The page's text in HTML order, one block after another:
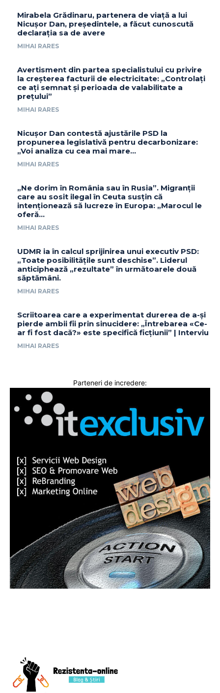
Mirabela Grădinaru, partenera de viață a lui
Nicușor Dan, președintele, a făcut cunoscută
declarația sa de avere
MIHAI RARES
Avertisment din partea specialistului cu privire
la creșterea facturii de electricitate: „Controlați
ce ați semnat și perioada de valabilitate a
prețului”
MIHAI RARES
Nicușor Dan contestă ajustările PSD la
propunerea legislativă pentru decarbonizare:
„Voi analiza cu cea mai mare…
MIHAI RARES
„Ne dorim în România sau în Rusia”. Migranții
care au sosit ilegal în Ceuta susțin că
intenționează să lucreze în Europa: „Marocul le
oferă...
MIHAI RARES
UDMR ia în calcul sprijinirea unui executiv PSD:
„Toate posibilitățile sunt deschise”. Liderul
anticiphează „rezultate” în următoarele două
săptămâni.
MIHAI RARES
Scriitoarea care a experimentat durerea de a-și
pierde ambii fii prin sinucidere: „Întrebarea «Ce-
ar fi fost dacă?» este specifică ficțiunii” | Interviu
MIHAI RARES
Parteneri de incredere: